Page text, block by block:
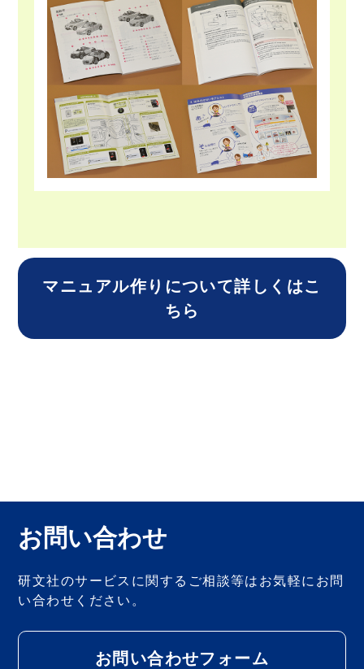
マニュアル作りについて詳しくはこ
ちら
お問い合わせ
研文社のサービスに関するご相談等は お気軽にお問
い合わせください。
お問い合わせフォーム